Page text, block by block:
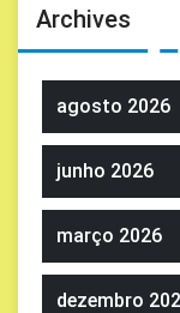
Archives
agosto 2026
junho 2026
março 2026
dezembro